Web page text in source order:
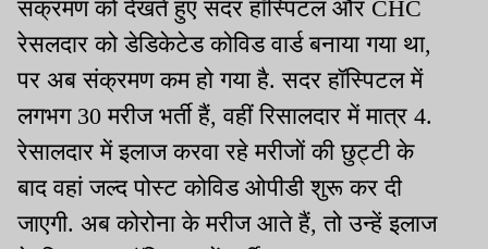
संक्रमण को देखते हुए सदर हॉस्पिटल और CHC
रेसलदार को डेडिकेटेड कोविड वार्ड बनाया गया था,
पर अब संक्रमण कम हो गया है. सदर हॉस्पिटल में
लगभग 30 मरीज भर्ती हैं, वहीं रिसालदार में मात्र 4.
रेसालदार में इलाज करवा रहे मरीजों की छुट्टी के
बाद वहां जल्द पोस्ट कोविड ओपीडी शुरू कर दी
जाएगी. अब कोरोना के मरीज आते हैं, तो उन्हें इलाज